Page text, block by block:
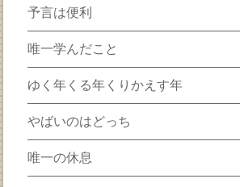
予言は便利
唯一学んだこと
ゆく年くる年くりかえす年
やばいのはどっち
唯一の休息